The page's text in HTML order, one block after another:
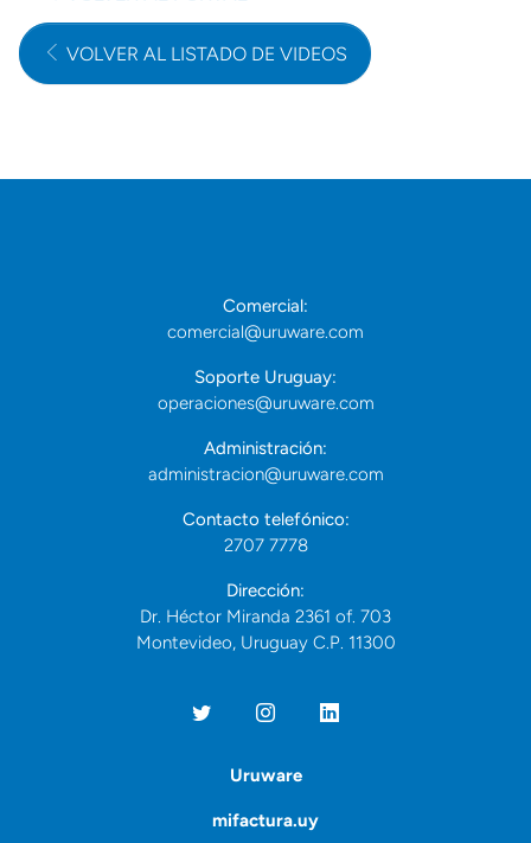
VOLVER AL LISTADO DE VIDEOS
Comercial:
comercial@uruware.com
Soporte Uruguay:
operaciones@uruware.com
Administración:
administracion@uruware.com
Contacto telefónico:
2707 7778
Dirección:
Dr. Héctor Miranda 2361 of. 703
Montevideo, Uruguay C.P. 11300
Uruware
mifactura.uy